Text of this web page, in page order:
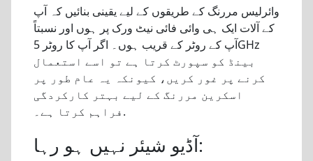
وائرلیس مررنگ کے طریقوں کے لیے یقینی بنائیں کہ آپ
کے آلات ایک ہی وائی فائی نیٹ ورک پر ہوں اور نسبتاً
آپ کے روٹر کے قریب ہوں۔ اگر آپ کا روٹر 5GHz
بینڈ کو سپورٹ کرتا ہے تو اسے استعمال
کرنے پر غور کریں، کیونکہ یہ عام طور پر
اسکرین مررنگ کے لیے بہتر کارکردگی
فراہم کرتا ہے۔.
آڈیو شیئر نہیں ہو رہا: